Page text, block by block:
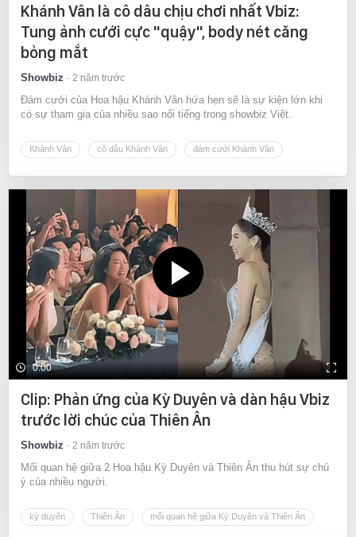
Khánh Vân là cô dâu chịu chơi nhất Vbiz:
Tung ảnh cưới cực "quậy", body nét căng
bỏng mắt
Showbiz 2 năm trước
Đám cưới của Hoa hậu Khánh Vân hứa hẹn sẽ là sự kiện lớn khi
có sự tham gia của nhiều sao nổi tiếng trong showbiz Việt.
Khánh Vân cô dâu Khánh Vân đám cưới Khánh Vân
0:00
Clip: Phản ứng của Kỳ Duyên và dàn hậu Vbiz
trước lời chúc của Thiên Ân
Showbiz 2 năm trước
Mối quan hệ giữa 2 Hoa hậu Kỳ Duyên và Thiên Ân thu hút sự chú
ý của nhiều người.
kỳ duyên Thiên Ân mối quan hệ giữa Kỳ Duyên và Thiên Ân